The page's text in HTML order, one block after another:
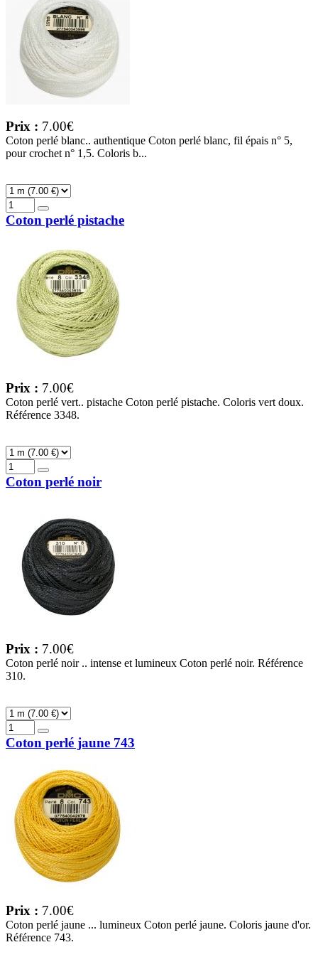
Prix : 7.00€
Coton perlé blanc.. authentique Coton perlé blanc, fil épais n° 5,
pour crochet n° 1,5. Coloris b...
Coton perlé pistache
Prix : 7.00€
Coton perlé vert.. pistache Coton perlé pistache. Coloris vert doux.
Référence 3348.
Coton perlé noir
Prix : 7.00€
Coton perlé noir .. intense et lumineux Coton perlé noir. Référence
310.
Coton perlé jaune 743
Prix : 7.00€
Coton perlé jaune ... lumineux Coton perlé jaune. Coloris jaune d'or.
Référence 743.